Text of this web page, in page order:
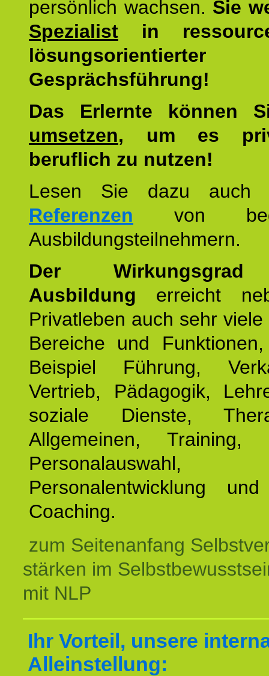
persönlich wachsen. Sie
Spezialist in
lösungsorientierter
Gesprächsführung!
Das Erlernte können
umsetzen, um es
beruflich zu nutzen!
Lesen Sie dazu
Referenzen von
Ausbildungsteilnehmern.
Der
Ausbildung erreicht
Privatleben auch sehr
Bereiche und
Beispiel Führung,
Vertrieb, Pädagogik,
soziale Dienste,
Allgemeinen, Training,
Personalauswahl,
Personalentwicklung
Coaching.
zum Seitenanfang
stärken im
mit NLP
Ihr Vorteil, unsere
Alleinstellung: